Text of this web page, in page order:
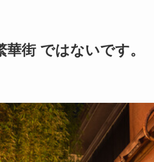
街 ではないです。